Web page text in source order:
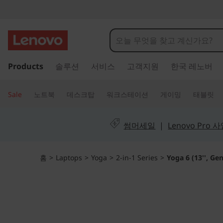
o
g
a
6
요
텐
Products 솔루션 서비스 고객지원 한국 레노버
Sale 노트북 데스크탑 워크스테이션 게이밍 태블릿
썸머세일 | Lenovo Pro 사
홈 > Laptops > Yoga > 2-in-1 Series > Yoga 6 (13'',